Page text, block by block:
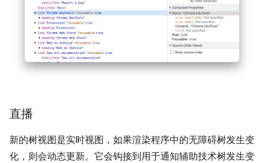
直播
新的树视图是实时视图，如果渲染程序中的无障碍树发生变
化，则会动态更新。它会钩接到用于通知辅助技术树发生变